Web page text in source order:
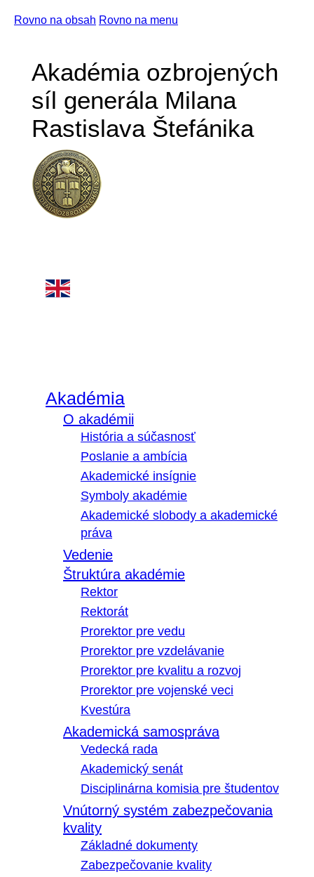
Rovno na obsah Rovno na menu
Akadémia ozbrojených
síl generála Milana
Rastislava Štefánika
Akadémia
O akadémii
História a súčasnosť
Poslanie a ambícia
Akademické insígnie
Symboly akadémie
Akademické slobody a akademické
práva
Vedenie
Štruktúra akadémie
Rektor
Rektorát
Prorektor pre vedu
Prorektor pre vzdelávanie
Prorektor pre kvalitu a rozvoj
Prorektor pre vojenské veci
Kvestúra
Akademická samospráva
Vedecká rada
Akademický senát
Disciplinárna komisia pre študentov
Vnútorný systém zabezpečovania
kvality
Základné dokumenty
Zabezpečovanie kvality